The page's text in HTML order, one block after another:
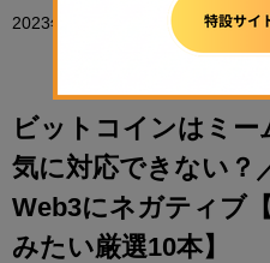
2023年7月30日 07:30 NADA
ビットコインはミー
気に対応できない？
Web3にネガティブ
みたい厳選10本】